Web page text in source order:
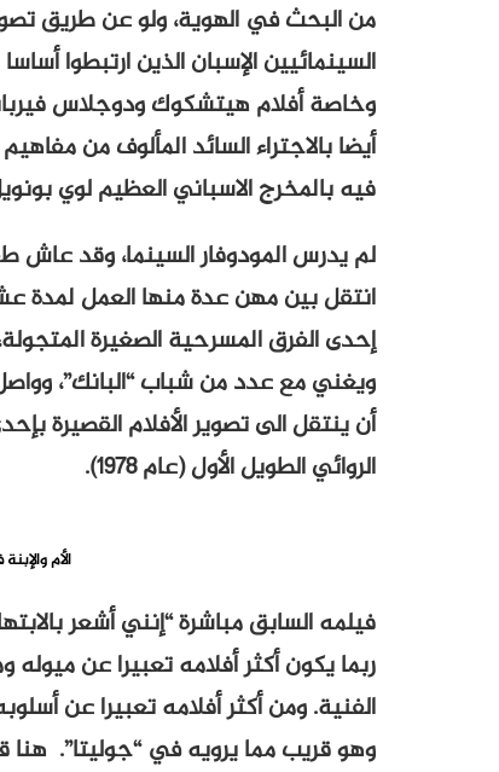
من البحث في الهوية، ولو عن طريق
السينمائيين الإسبان الذين ارتبطوا أساسا
وخاصة أفلام هيتشكوك ودوجلاس
أيضا بالاجتراء السائد المألوف من
فيه بالمخرج الاسباني العظيم لوي
لم يدرس المودوفار السينما، وقد عاش
انتقل بين مهن عدة منها العمل لمدة
إحدى الفرق المسرحية الصغيرة
ويغني مع عدد من شباب “البانك”،
الروائي الطويل الأول (عام 1978).
الأم
ربما يكون أكثر أفلامه تعبيرا عن
وهو قريب مما يرويه في “جوليتا”. هنا